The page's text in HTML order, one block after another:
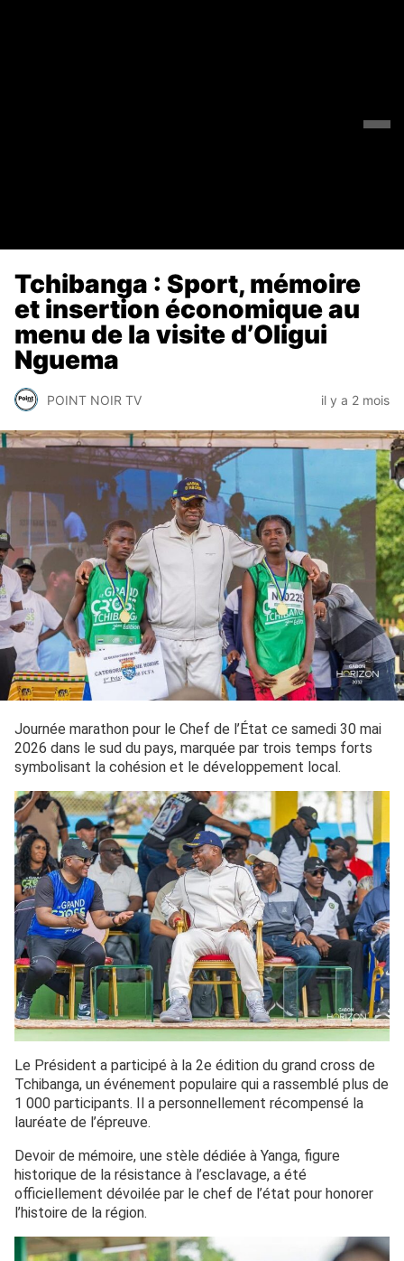
Tchibanga : Sport, mémoire
et insertion économique au
menu de la visite d’Oligui
Nguema
POINT NOIR TV il y a 2 mois
Journée marathon pour le Chef de l’État ce samedi 30 mai
2026 dans le sud du pays, marquée par trois temps forts
symbolisant la cohésion et le développement local.
Le Président a participé à la 2e édition du grand cross de
Tchibanga, un événement populaire qui a rassemblé plus de
1 000 participants. Il a personnellement récompensé la
lauréate de l’épreuve.
Devoir de mémoire, une stèle dédiée à Yanga, figure
historique de la résistance à l’esclavage, a été
officiellement dévoilée par le chef de l’état pour honorer
l’histoire de la région.